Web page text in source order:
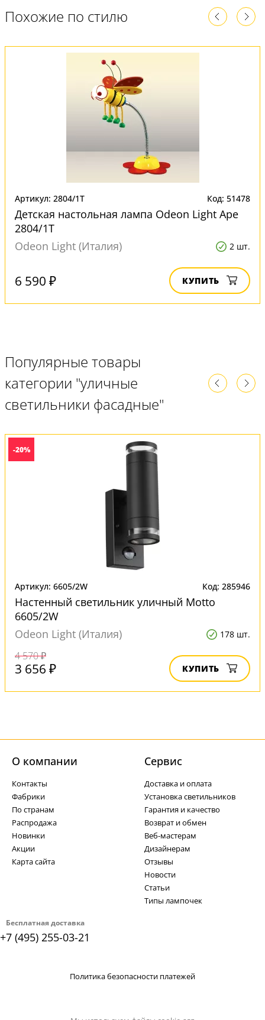
Похожие по стилю
Артикул: 2804/1T Код: 51478
Детская настольная лампа Odeon Light Ape
2804/1T
Odeon Light (Италия)
2 шт.
6 590 ₽ КУПИТЬ
Популярные товары
категории "уличные
светильники фасадные"
-20%
Артикул: 6605/2W Код: 285946
Настенный светильник уличный Motto
6605/2W
Odeon Light (Италия)
178 шт.
4 570 ₽
3 656 ₽ КУПИТЬ
Бесплатная доставка
+7 (495) 255-03-21
О компании
Контакты
Фабрики
По странам
Распродажа
Новинки
Акции
Карта сайта
Cервис
Доставка и оплата
Установка светильников
Гарантия и качество
Возврат и обмен
Веб-мастерам
Дизайнерам
Отзывы
Новости
Статьи
Типы лампочек
Политика безопасности платежей